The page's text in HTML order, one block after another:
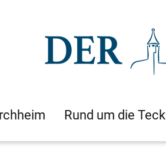
Rund um die Teck